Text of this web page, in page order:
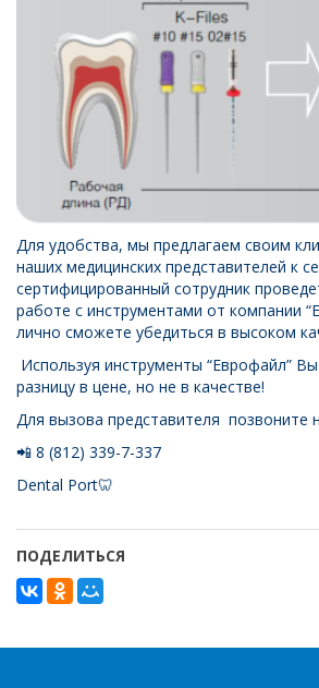
Для удобства, мы предлагаем своим
наших медицинских представителей к
сертифицированный сотрудник
работе с инструментами от компании
лично сможете убедиться в высоком
Используя инструменты “Еврофайл”
разницу в цене, но не в качестве!
Для вызова представителя позвоните
📲 8 (812) 339-7-337
Dental Port🦷
ПОДЕЛИТЬСЯ